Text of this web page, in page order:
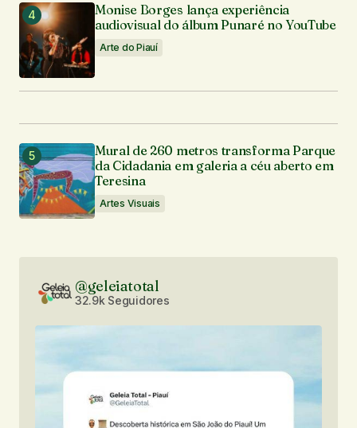
Monise Borges lança experiência
audiovisual do álbum Punaré no YouTube
Arte do Piauí
Mural de 260 metros transforma Parque
da Cidadania em galeria a céu aberto em
Teresina
Artes Visuais
@geleiatotal
32.9k Seguidores